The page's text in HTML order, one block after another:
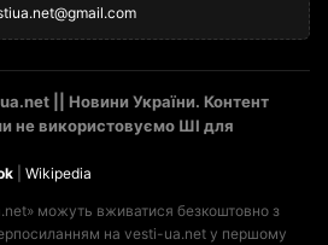
|| Новини України. Контент
не використовуємо ШІ для
Wikipedia
можуть вживатися безкоштовно з
на vesti-ua.net у першому